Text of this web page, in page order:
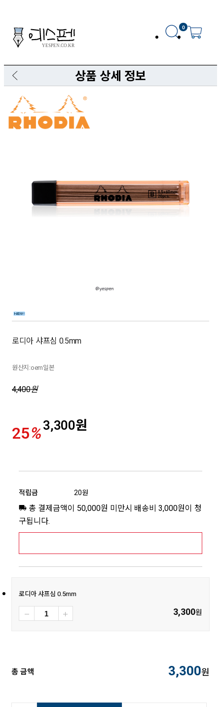
0
상품 상세 정보
로디아 샤프심 0.5mm
원산지:oem일본
4,400원
25%3,300원
적립금 20원
총 결제금액이 50,000원 미만시 배송비 3,000원이 청
구됩니다.
로디아 샤프심 0.5mm
3,300원
총 금액 3,300원